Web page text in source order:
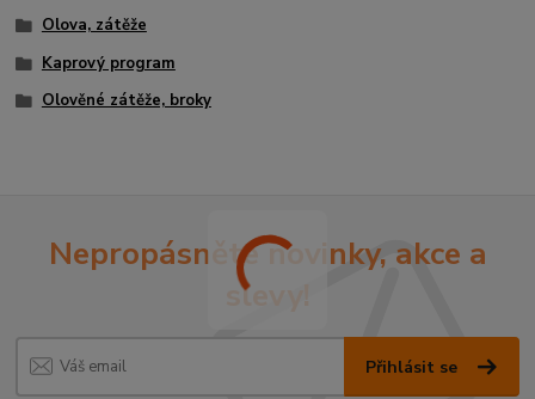
Olova, zátěže
Kaprový program
Olověné zátěže, broky
Nepropásněte novinky, akce a
slevy!
Přihlásit se